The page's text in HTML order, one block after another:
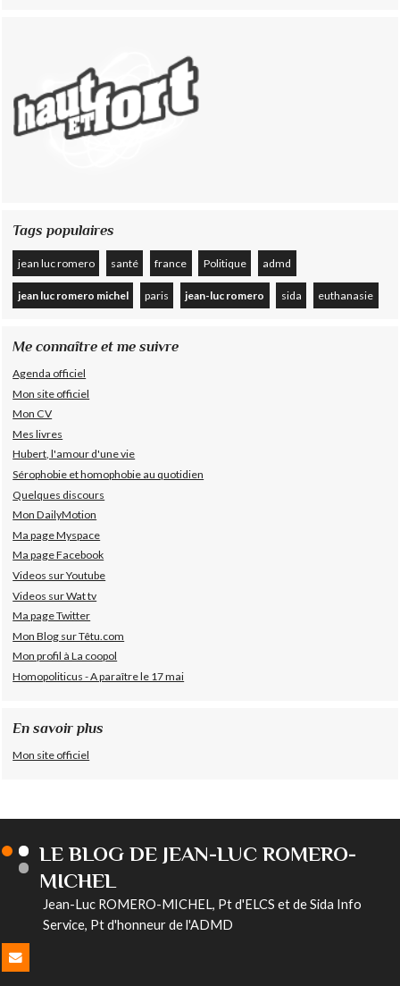
Tags populaires
jean luc romero santé france Politique admd
jean luc romero michel paris jean-luc romero sida euthanasie
Me connaître et me suivre
Agenda officiel
Mon site officiel
Mon CV
Mes livres
Hubert, l'amour d'une vie
Sérophobie et homophobie au quotidien
Quelques discours
Mon DailyMotion
Ma page Myspace
Ma page Facebook
Videos sur Youtube
Videos sur Wat tv
Ma page Twitter
Mon Blog sur Têtu.com
Mon profil à La coopol
Homopoliticus - A paraître le 17 mai
En savoir plus
Mon site officiel
LE BLOG DE JEAN-LUC ROMERO-
MICHEL
Jean-Luc ROMERO-MICHEL, Pt d'ELCS et de Sida Info
Service, Pt d'honneur de l'ADMD